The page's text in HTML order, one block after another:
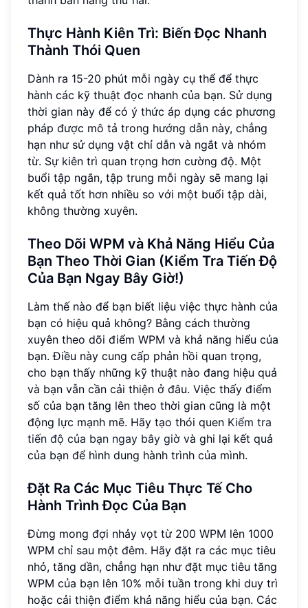
Thực Hành Kiên Trì: Biến Đọc Nhanh
Thành Thói Quen
Dành ra 15-20 phút mỗi ngày cụ thể để thực
hành các kỹ thuật đọc nhanh của bạn. Sử dụng
thời gian này để có ý thức áp dụng các phương
pháp được mô tả trong hướng dẫn này, chẳng
hạn như sử dụng vật chỉ dẫn và ngắt và nhóm
từ. Sự kiên trì quan trọng hơn cường độ. Một
buổi tập ngắn, tập trung mỗi ngày sẽ mang lại
kết quả tốt hơn nhiều so với một buổi tập dài,
không thường xuyên.
Theo Dõi WPM và Khả Năng Hiểu Của
Bạn Theo Thời Gian (Kiểm Tra Tiến Độ
Của Bạn Ngay Bây Giờ!)
Làm thế nào để bạn biết liệu việc thực hành của
bạn có hiệu quả không? Bằng cách thường
xuyên theo dõi điểm WPM và khả năng hiểu của
bạn. Điều này cung cấp phản hồi quan trọng,
cho bạn thấy những kỹ thuật nào đang hiệu quả
và bạn vẫn cần cải thiện ở đâu. Việc thấy điểm
số của bạn tăng lên theo thời gian cũng là một
động lực mạnh mẽ. Hãy tạo thói quen Kiểm tra
tiến độ của bạn ngay bây giờ và ghi lại kết quả
của bạn để hình dung hành trình của mình.
Đặt Ra Các Mục Tiêu Thực Tế Cho
Hành Trình Đọc Của Bạn
Đừng mong đợi nhảy vọt từ 200 WPM lên 1000
WPM chỉ sau một đêm. Hãy đặt ra các mục tiêu
nhỏ, tăng dần, chẳng hạn như đặt mục tiêu tăng
WPM của bạn lên 10% mỗi tuần trong khi duy trì
hoặc cải thiện điểm khả năng hiểu của bạn. Các